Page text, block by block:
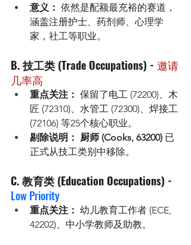
意义： 依然是配额最充裕的赛道，
涵盖注册护士、药剂师、心理学
家，社工等职业。
B. 技工类 (Trade Occupations) - 邀请
几率高
重点关注： 保留了电工 (72200)、木
匠 (72310)、水管工 (72300)、焊接工
(72106) 等25个核心职业。
剔除说明： 厨师 (Cooks, 63200) 已
正式从技工类别中移除。
C. 教育类 (Education Occupations) -
Low Priority
重点关注： 幼儿教育工作者 (ECE,
42202)、中小学教师及助教。